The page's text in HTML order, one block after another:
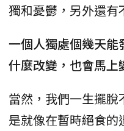
獨和憂鬱，另外還有
一個人獨處個幾天能
什麼改變，也會馬上
當然，我們一生擺
是就像在暫時絕食